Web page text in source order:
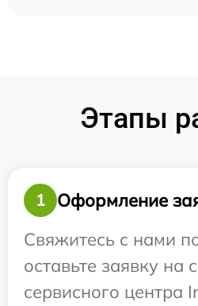
Этапы
1
Оформление
Свяжитесь с нами
оставьте заявку на
сервисного центра